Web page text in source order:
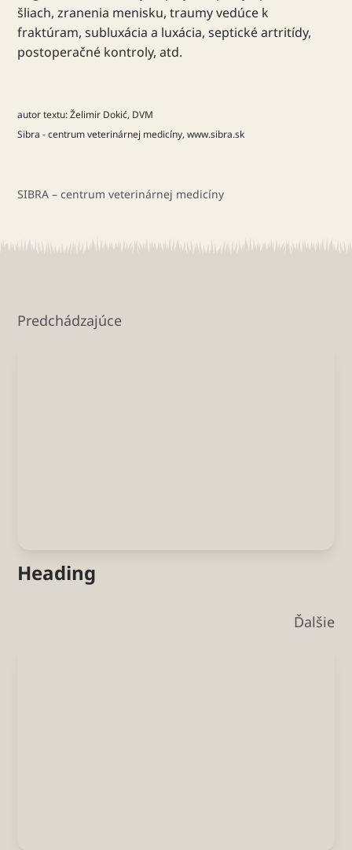
šliach, zranenia menisku, traumy vedúce k
fraktúram, subluxácia a luxácia, septické artritídy,
postoperačné kontroly, atd.
autor textu: Želimir Dokić, DVM
Sibra - centrum veterinárnej medicíny, www.sibra.sk
SIBRA – centrum veterinárnej medicíny
Predchádzajúce
Heading
Ďalšie